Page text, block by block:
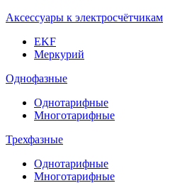
Аксессуары к электросчётчикам
EKF
Меркурий
Однофазные
Однотарифные
Многотарифные
Трехфазные
Однотарифные
Многотарифные